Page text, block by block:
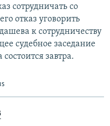
сотрудничать со
отказ уговорить
к сотрудничеству
судебное заседание
завтра.